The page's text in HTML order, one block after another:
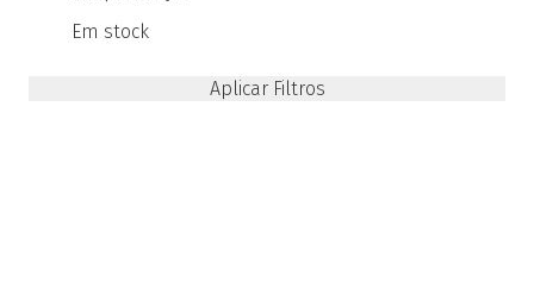
Actreen
Actronadol
Em stock